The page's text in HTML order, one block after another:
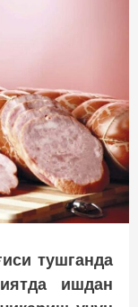
тушганда
ишдан